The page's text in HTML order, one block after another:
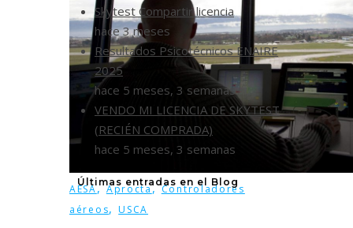
AESA,Aprocta,Controladores
aéreos,USCA
Skytest Compartir licencia
hace 3 meses
Resultados Psicotécnicos ENAIRE
2025
hace 5 meses, 3 semanas
VENDO MI LICENCIA DE SKYTEST
(RECIÉN COMPRADA)
hace 5 meses, 3 semanas
Últimas entradas en el Blog